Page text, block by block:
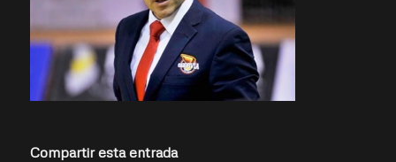
Compartir esta entrada